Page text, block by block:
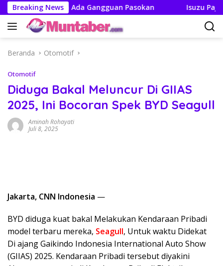
Langsung
ke
konten
Breaking News
Tak Boleh Ada Gangguan Pasokan Isuzu Pajang
Beranda Otomotif
Otomotif
Diduga Bakal Meluncur Di GIIAS
2025, Ini Bocoran Spek BYD Seagull
Aminah Rohayati
Juli 8, 2025
Jakarta, CNN Indonesia —
BYD diduga kuat bakal Melakukan Kendaraan Pribadi
model terbaru mereka, Seagull, Untuk waktu Didekat
Di ajang Gaikindo Indonesia International Auto Show
(GIIAS) 2025. Kendaraan Pribadi tersebut diyakini